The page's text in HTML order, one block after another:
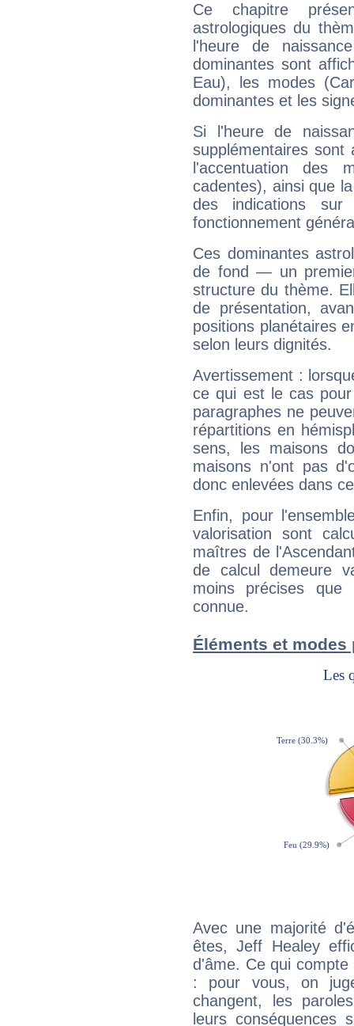
Ce chapitre
astrologiques du
l'heure de
dominantes sont
Eau), les modes
dominantes et les
Si l'heure de
supplémentaires sont
l'accentuation des
cadentes), ainsi que
des indications sur
fonctionnement
Ces dominantes
de fond — un
structure du thème.
de présentation,
positions planétaires
selon leurs dignités.
Avertissement :
ce qui est le cas
paragraphes ne
répartitions en
sens, les maisons
maisons n'ont pas
donc enlevées dans
Enfin, pour
valorisation sont
maîtres de
de calcul demeure
moins précises que
connue.
Éléments et modes
Avec une majorité
êtes, Jeff Healey
d'âme. Ce qui
: pour vous, on
changent, les
leurs conséquences